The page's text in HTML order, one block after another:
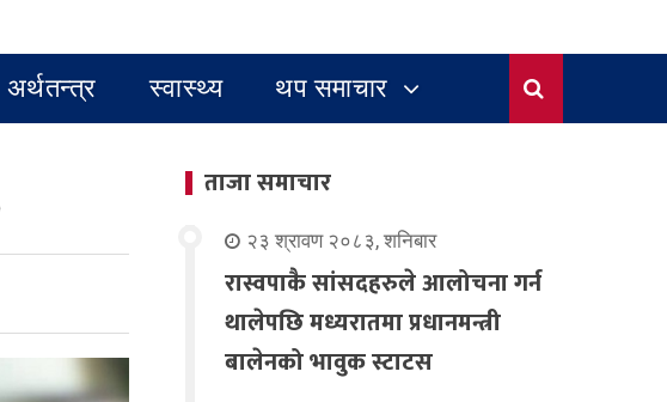
अर्थतन्त्र स्वास्थ्य थप समाचार
ताजा समाचार
२३ श्रावण २०८३, शनिबार
रास्वपाकै सांसदहरुले आलोचना गर्न
थालेपछि मध्यरातमा प्रधानमन्त्री
बालेनको भावुक स्टाटस